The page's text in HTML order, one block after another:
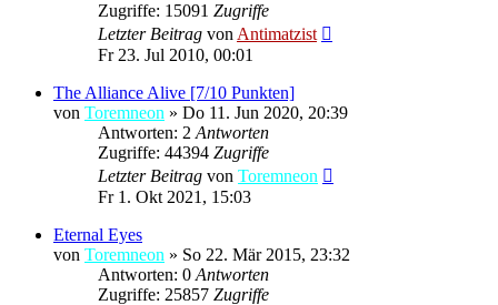
Zugriffe: 15091 Zugriffe
Letzter Beitrag von Antimatzist
Fr 23. Jul 2010, 00:01
The Alliance Alive [7/10 Punkten]
von Toremneon » Do 11. Jun 2020, 20:39
Antworten: 2 Antworten
Zugriffe: 44394 Zugriffe
Letzter Beitrag von Toremneon
Fr 1. Okt 2021, 15:03
Eternal Eyes
von Toremneon » So 22. Mär 2015, 23:32
Antworten: 0 Antworten
Zugriffe: 25857 Zugriffe